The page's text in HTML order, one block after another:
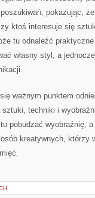
pokazując,
ktoś interesuje się
tu odnaleźć
własny styl, a
ważnym punktem
techniki i
pobudzać wyobraźnię,
kreatywnych, którzy